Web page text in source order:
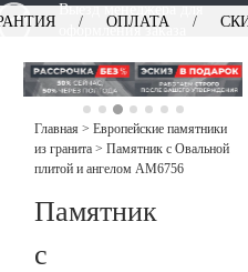
Выезд менеджера для
оформления заказа
ОПЛАТА
Главная > Европейские памятники
из гранита > Памятник с Овальной
плитой и ангелом AM6756
Памятник
с